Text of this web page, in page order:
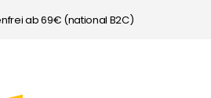
ab 69€ (national B2C)